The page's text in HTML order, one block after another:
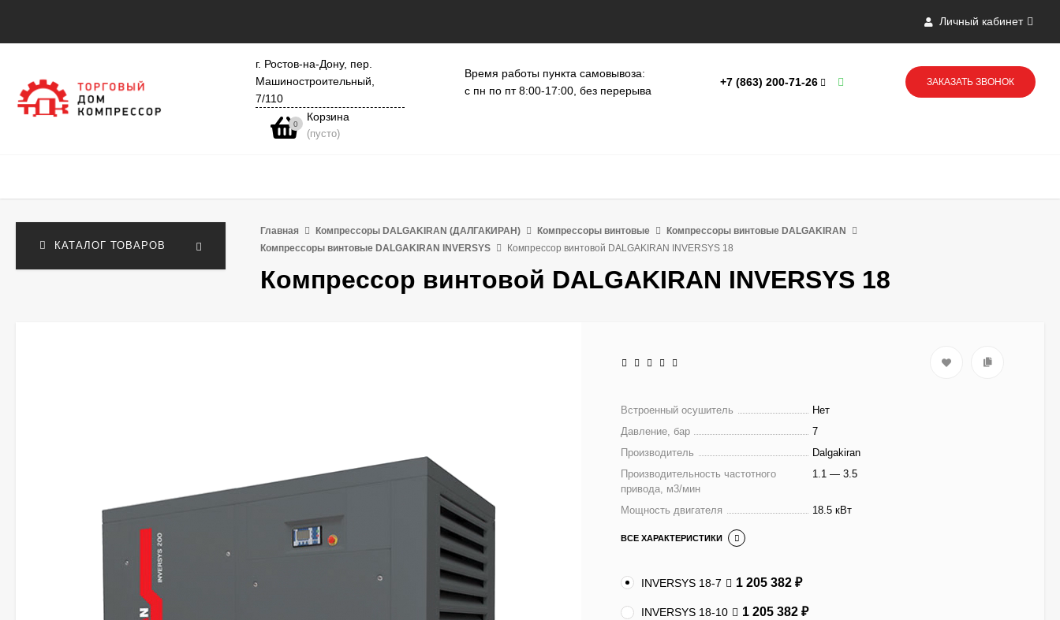
Личный кабинет
г. Ростов-на-Дону, пер.
Машиностроительный,
7/110
Время работы пункта самовывоза:
с пн по пт 8:00-17:00, без перерыва
+7 (863) 200-71-26 ЗАКАЗАТЬ ЗВОНОК
0
Корзина
(пусто)
КАТАЛОГ ТОВАРОВ
Главная Компрессоры DALGAKIRAN (ДАЛГАКИРАН) Компрессоры винтовые
Компрессоры винтовые DALGAKIRAN
Компрессоры винтовые DALGAKIRAN INVERSYS
Компрессор винтовой DALGAKIRAN INVERSYS 18
Компрессор винтовой DALGAKIRAN INVERSYS 18
Встроенный осушитель
Нет
Давление, бар
7
Производитель
Dalgakiran
Производительность частотного
привода, м3/мин
1.1 — 3.5
Мощность двигателя 18.5 кВт
ВСЕ ХАРАКТЕРИСТИКИ
INVERSYS 18-7 1 205 382 ₽
INVERSYS 18-10 1 205 382 ₽